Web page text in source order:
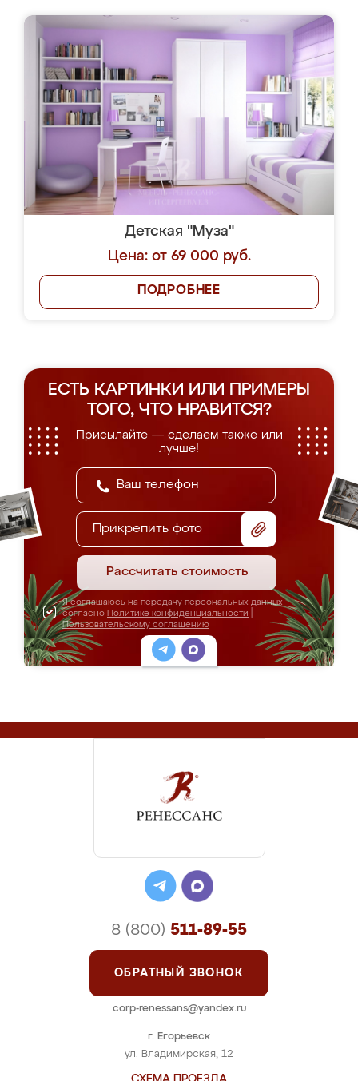
Детская "Муза"
Цена: от 69 000 руб.
ПОДРОБНЕЕ
ЕСТЬ КАРТИНКИ ИЛИ ПРИМЕРЫ
ТОГО, ЧТО НРАВИТСЯ?
Присылайте — сделаем также или
лучше!
Прикрепить фото
Рассчитать стоимость
Я соглашаюсь на передачу персональных данных
согласно Политике конфиденциальности
Пользовательскому соглашению
г. Егорьевск
ул. Владимирская, 12
8 (800) 511-89-55
ОБРАТНЫЙ ЗВОНОК
corp-renessans@yandex.ru